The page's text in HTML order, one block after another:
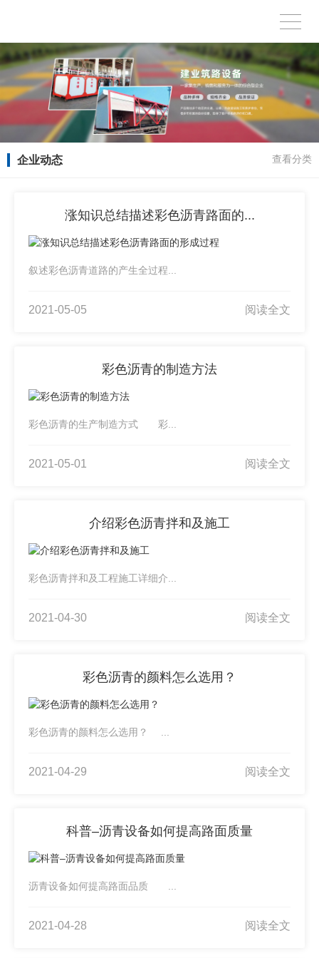
企业动态 查看分类
涨知识总结描述彩色沥青路面的...
叙述彩色沥青道路的产生全过程...
2021-05-05 阅读全文
彩色沥青的制造方法
彩色沥青的生产制造方式 彩...
2021-05-01 阅读全文
介绍彩色沥青拌和及施工
彩色沥青拌和及工程施工详细介...
2021-04-30 阅读全文
彩色沥青的颜料怎么选用？
彩色沥青的颜料怎么选用？ ...
2021-04-29 阅读全文
科普–沥青设备如何提高路面质量
沥青设备如何提高路面品质 ...
2021-04-28 阅读全文